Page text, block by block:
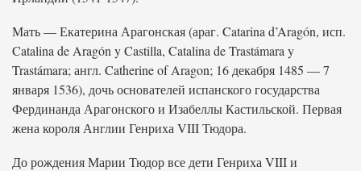
Мать — Екатерина Арагонская (араг. Catarina d’Aragón, исп.
Catalina de Aragón y Castilla, Catalina de Trastámara y
Trastámara; англ. Catherine of Aragon; 16 декабря 1485 — 7
января 1536), дочь основателей испанского государства
Фердинанда Арагонского и Изабеллы Кастильской. Первая
жена короля Англии Генриха VIII Тюдора.
До рождения Марии Тюдор все дети Генриха VIII и